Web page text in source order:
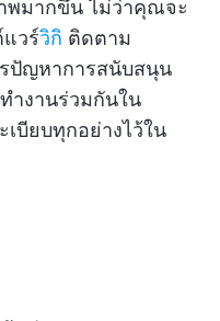
พมากขึ้น ไม่ว่าคุณจะ
วร์วิกิ ติดตาม
ปัญหาการสนับสนุน
ำงานร่วมกันใน
บียบทุกอย่างไว้ใน